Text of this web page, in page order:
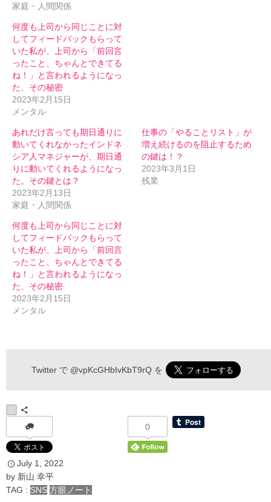
家庭・人間関係
何度も上司から同じことに対
してフィードバックもらって
いた私が、上司から「前回言
ったこと、ちゃんとできてる
ね！」と言われるようになっ
た、その秘密
2023年2月15日
メンタル
あれだけ言っても期日通りに
動いてくれなかったインドネ
シア人マネジャーが、期日通
りに動いてくれるようになっ
た。その鍵とは？
2023年2月13日
家庭・人間関係
仕事の「やることリスト」が
増え続けるのを阻止するため
の鍵は！？
2023年3月1日
残業
何度も上司から同じことに対
してフィードバックもらって
いた私が、上司から「前回言
ったこと、ちゃんとできてる
ね！」と言われるようになっ
た、その秘密
2023年2月15日
メンタル
お名前 *
メールアドレス
Twitter で @vpKcGHbIvKbT9rQ を
0
July 1
2022
by 新山 幸平
TAG : SNS 方眼ノート